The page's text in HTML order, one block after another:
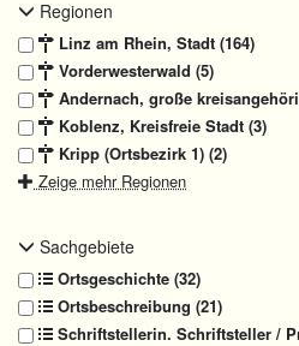
Regionen
Linz am Rhein, Stadt (164)
Vorderwesterwald (5)
Andernach, große
Koblenz, Kreisfreie Stadt (3)
Kripp (Ortsbezirk 1) (2)
Zeige mehr Regionen
Sachgebiete
Ortsgeschichte (32)
Ortsbeschreibung (21)
Schriftstellerin. Schriftsteller /